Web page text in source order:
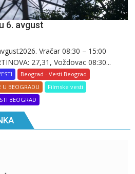
6. avgust
Vračar 08:30 – 15:00
27,31, Voždovac 08:30...
Beograd - Vesti Beograd
U BEOGRADU
Filmske vesti
BEOGRAD